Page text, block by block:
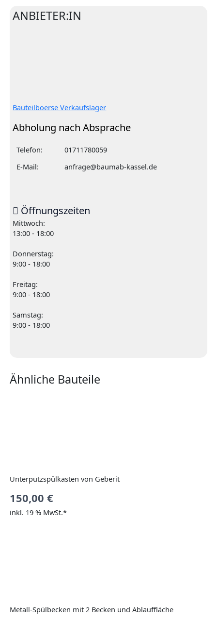
ANBIETER:IN
Bauteilboerse Verkaufslager
Abholung nach Absprache
Telefon:
01711780059
E-Mail:
anfrage@baumab-kassel.de
Öffnungszeiten
Mittwoch:
13:00 - 18:00
Donnerstag:
9:00 - 18:00
Freitag:
9:00 - 18:00
Samstag:
9:00 - 18:00
Ähnliche Bauteile
Unterputzspülkasten von Geberit
150,00 €
inkl. 19 % MwSt.*
Metall-Spülbecken mit 2 Becken und Ablauffläche